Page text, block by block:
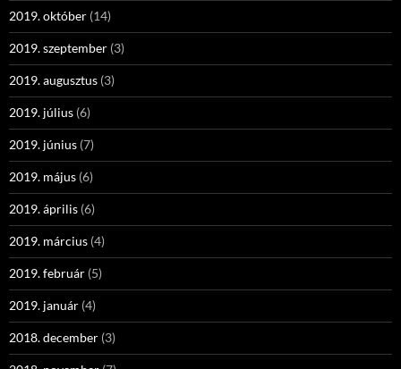
2019. október (14)
2019. szeptember (3)
2019. augusztus (3)
2019. július (6)
2019. június (7)
2019. május (6)
2019. április (6)
2019. március (4)
2019. február (5)
2019. január (4)
2018. december (3)